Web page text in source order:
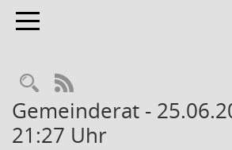
Toggle navigation
Rechercheauswahl
RSS-Feed
Gemeinderat -
21:27 Uhr